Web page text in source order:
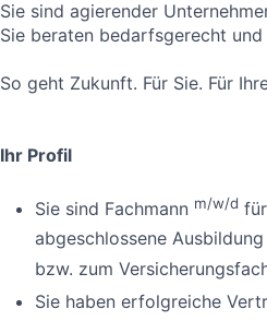
Sie sind agierender
Sie beraten bedarfsgerecht
So geht Zukunft. Für Sie. Für
Ihr Profil
Sie sind Fachmann m/w/d
abgeschlossene
bzw. zum
Sie haben erfolgreiche